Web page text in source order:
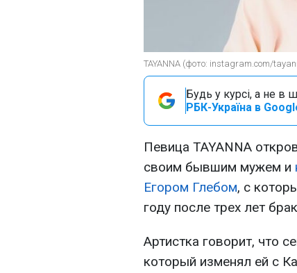
TAYANNA (фото: instagram.com/
Будь у курсі, а не в
РБК-Україна в
Певица TAYANNA
своим бывшим мужем и
Егором Глебом, с
году после трех лет
Артистка говорит, что
который изменял ей с